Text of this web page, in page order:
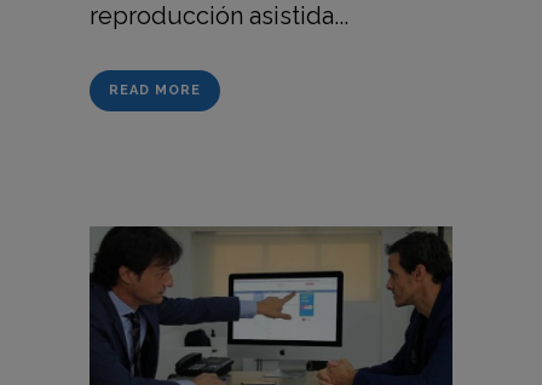
reproducción asistida...
READ MORE